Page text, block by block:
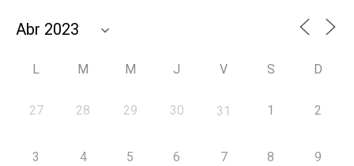
L M M J V S D
27 28 29 30 31 1 2
3 4 5 6 7 8 9